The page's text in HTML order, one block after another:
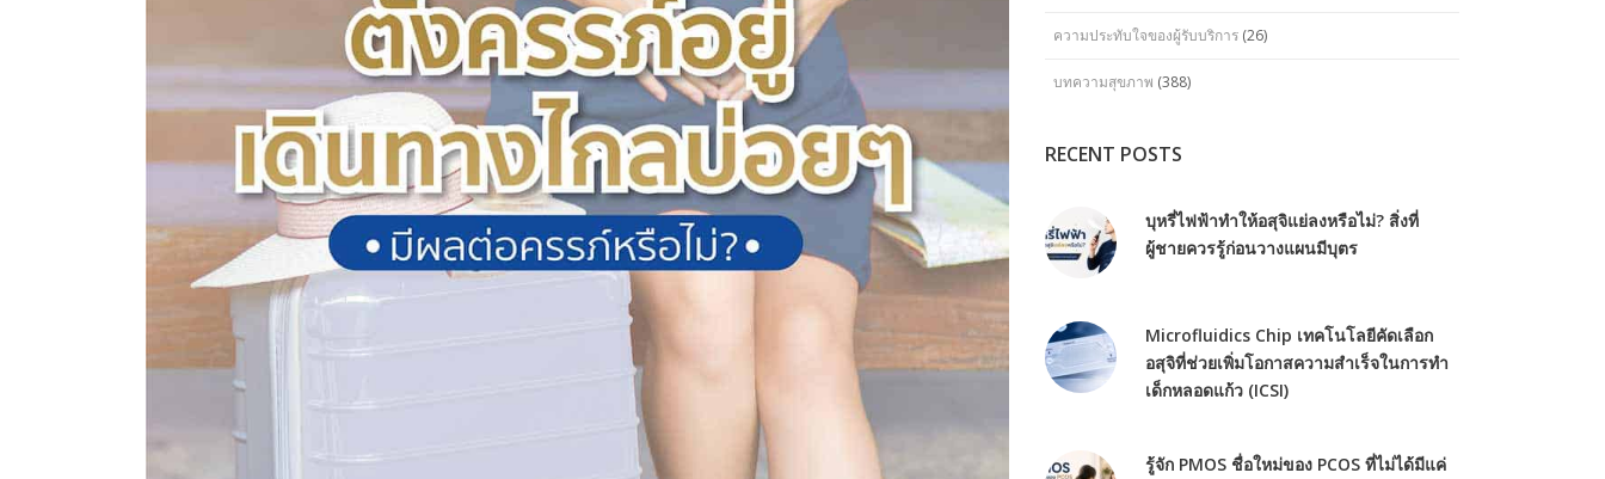
ความประทับใจของผู้รับบริการ (26)
บทความสุขภาพ (388)
RECENT POSTS
บุหรี่ไฟฟ้าทำให้อสุจิแย่ลงหรือไม่? สิ่งที่
ผู้ชายควรรู้ก่อนวางแผนมีบุตร
Microfluidics Chip เทคโนโลยีคัดเลือก
อสุจิที่ช่วยเพิ่มโอกาสความสำเร็จในการทำ
เด็กหลอดแก้ว (ICSI)
รู้จัก PMOS ชื่อใหม่ของ PCOS ที่ไม่ได้มีแค่